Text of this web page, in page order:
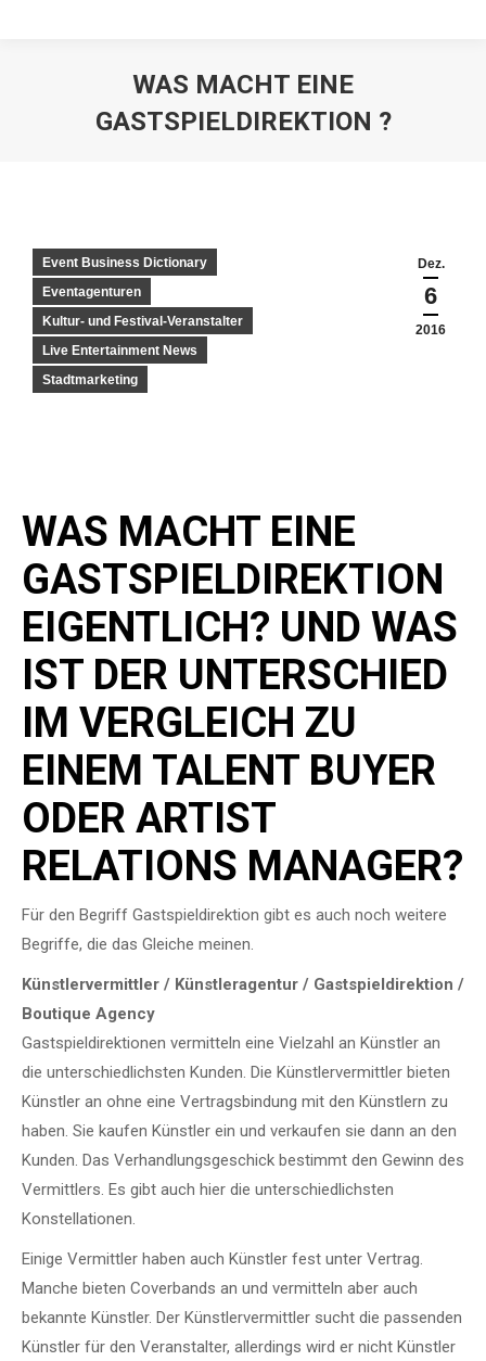
WAS MACHT EINE
GASTSPIELDIREKTION ?
Dez.
6
2016
Event Business Dictionary
Eventagenturen
Kultur- und Festival-Veranstalter
Live Entertainment News
Stadtmarketing
WAS MACHT EINE
GASTSPIELDIREKTION
EIGENTLICH? UND WAS
IST DER UNTERSCHIED
IM VERGLEICH ZU
EINEM TALENT BUYER
ODER ARTIST
RELATIONS MANAGER?
Für den Begriff Gastspieldirektion gibt es auch noch weitere
Begriffe, die das Gleiche meinen.
Künstlervermittler / Künstleragentur / Gastspieldirektion /
Boutique Agency
Gastspieldirektionen vermitteln eine Vielzahl an Künstler an
die unterschiedlichsten Kunden. Die Künstlervermittler bieten
Künstler an ohne eine Vertragsbindung mit den Künstlern zu
haben. Sie kaufen Künstler ein und verkaufen sie dann an den
Kunden. Das Verhandlungsgeschick bestimmt den Gewinn des
Vermittlers. Es gibt auch hier die unterschiedlichsten
Konstellationen.
Einige Vermittler haben auch Künstler fest unter Vertrag.
Manche bieten Coverbands an und vermitteln aber auch
bekannte Künstler. Der Künstlervermittler sucht die passenden
Künstler für den Veranstalter, allerdings wird er nicht Künstler